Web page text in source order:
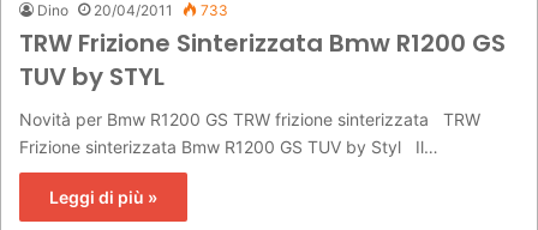
Dino 20/04/2011 733
TRW Frizione Sinterizzata Bmw R1200 GS
TUV by STYL
Novità per Bmw R1200 GS TRW frizione sinterizzata TRW
Frizione sinterizzata Bmw R1200 GS TUV by Styl Il…
Leggi di più »